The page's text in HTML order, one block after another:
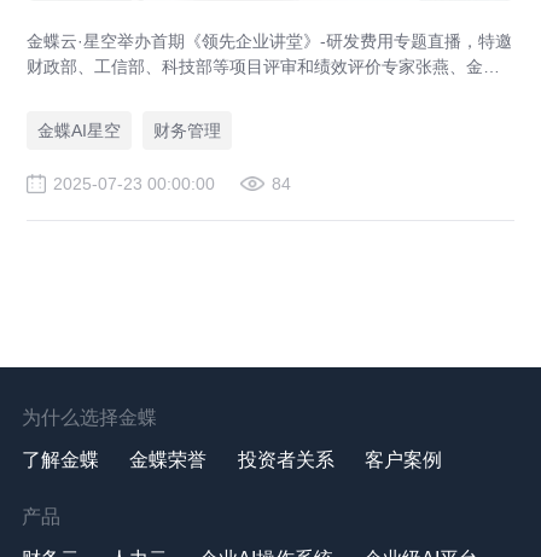
金蝶云·星空举办首期《领先企业讲堂》-研发费用专题直播，特邀
财政部、工信部、科技部等项目评审和绩效评价专家张燕、金蝶
盒”。
金蝶AI星空 财务管理
2025-07-23 00:00:00 84
为什么选择金蝶
了解金蝶 金蝶荣誉 投资者关系 客户案例
产品